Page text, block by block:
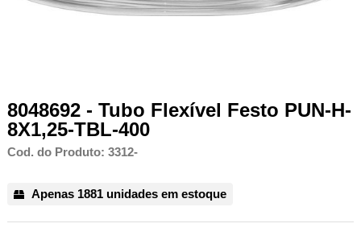
8048692 - Tubo Flexível Festo PUN-H-
8X1,25-TBL-400
Cod. do Produto: 3312-
Apenas 1881 unidades em estoque